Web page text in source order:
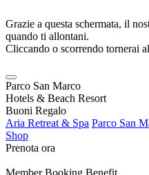
Grazie a questa schermata, il
quando ti allontani.
Cliccando o scorrendo tornerai
Parco San Marco
Hotels & Beach Resort
Buoni Regalo
Aria Retreat & Spa Parco San
Shop
Prenota ora
Member Booking Benefit